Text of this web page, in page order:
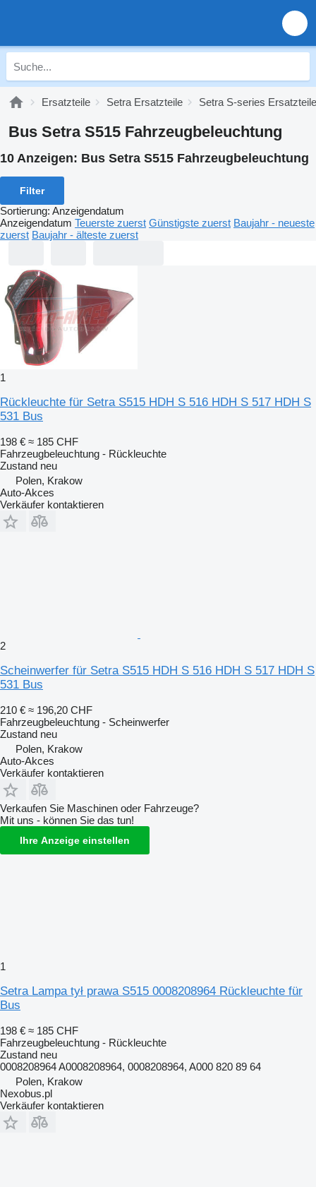
Ersatzteile Setra Ersatzteile Setra S-series Ersatzteile
Bus Setra S515 Fahrzeugbeleuchtung
10 Anzeigen: Bus Setra S515 Fahrzeugbeleuchtung
Filter
Sortierung: Anzeigendatum
Anzeigendatum Teuerste zuerst Günstigste zuerst Baujahr - neueste
zuerst Baujahr - älteste zuerst
1
Rückleuchte für Setra S515 HDH S 516 HDH S 517 HDH S
531 Bus
198 € ≈ 185 CHF
Fahrzeugbeleuchtung - Rückleuchte
Zustand neu
Polen, Krakow
Auto-Akces
Verkäufer kontaktieren
2
Scheinwerfer für Setra S515 HDH S 516 HDH S 517 HDH S
531 Bus
210 € ≈ 196,20 CHF
Fahrzeugbeleuchtung - Scheinwerfer
Zustand neu
Polen, Krakow
Auto-Akces
Verkäufer kontaktieren
Verkaufen Sie Maschinen oder Fahrzeuge?
Mit uns - können Sie das tun!
Ihre Anzeige einstellen
1
Setra Lampa tył prawa S515 0008208964 Rückleuchte für
Bus
198 € ≈ 185 CHF
Fahrzeugbeleuchtung - Rückleuchte
Zustand neu
0008208964 A0008208964, 0008208964, A000 820 89 64
Polen, Krakow
Nexobus.pl
Verkäufer kontaktieren